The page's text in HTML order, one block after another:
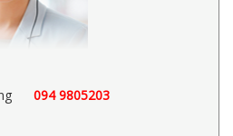
094 9805203